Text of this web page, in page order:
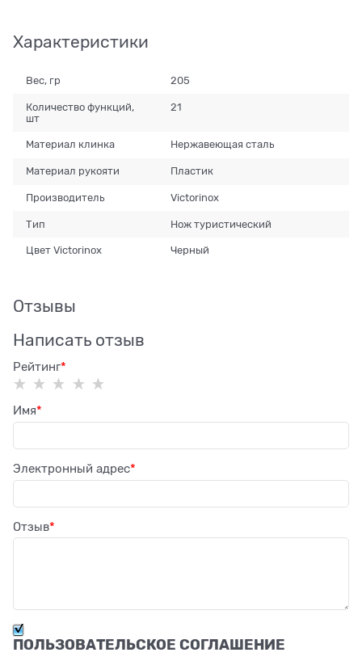
Характеристики
Вес, гр 205
Количество функций,
шт
21
Материал клинка Нержавеющая сталь
Материал рукояти Пластик
Производитель Victorinox
Тип Нож туристический
Цвет Victorinox Черный
Отзывы
Написать отзыв
Рейтинг
Имя
Электронный адрес
Отзыв
ПОЛЬЗОВАТЕЛЬСКОЕ СОГЛАШЕНИЕ